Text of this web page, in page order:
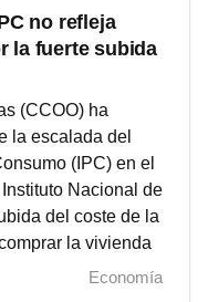
no refleja
la fuerte subida
(CCOO) ha
la escalada del
(IPC) en el
Nacional de
del coste de la
la vivienda
Economía